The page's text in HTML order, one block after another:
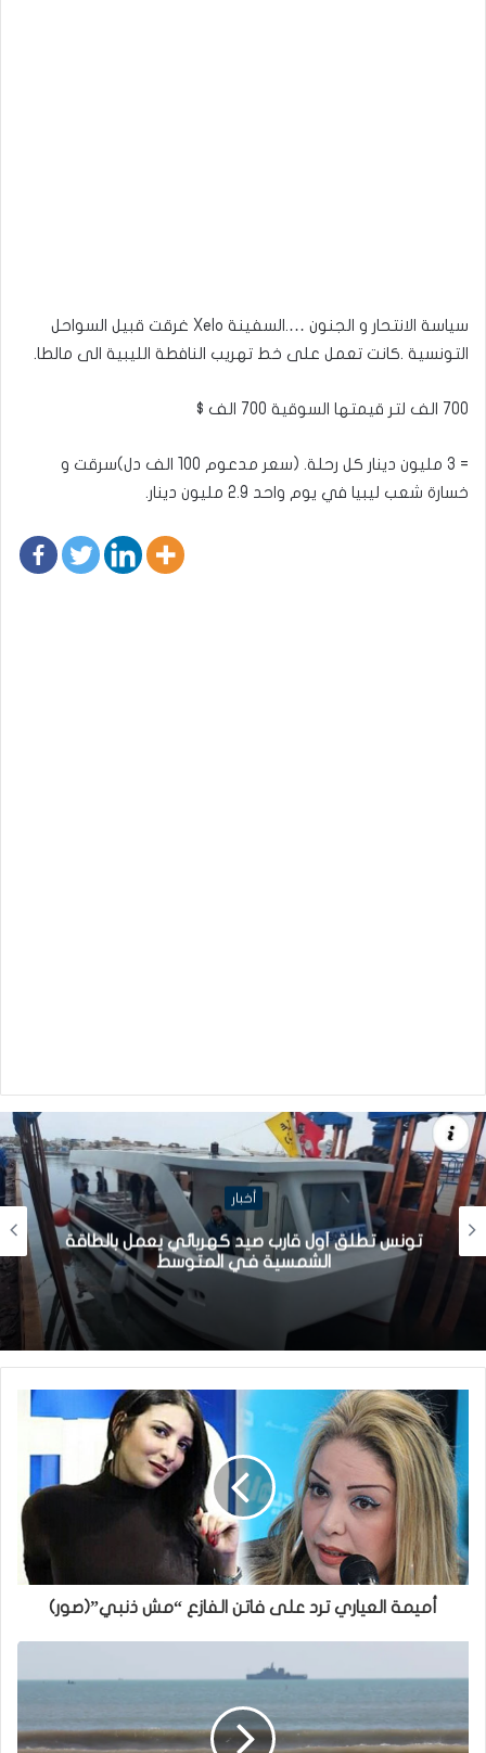
سياسة الانتحار و الجنون ….السفينة Xelo غرقت قبيل السواحل
التونسية .كانت تعمل على خط تهريب النافطة الليبية الى مالطا.
700 الف لتر قيمتها السوقية 700 الف $
= 3 مليون دينار كل رحلة. (سعر مدعوم 100 الف دل)سرقت و
خسارة شعب ليبيا في يوم واحد 2.9 مليون دينار.
أخبار
تونس تطلق أول قارب صيد كهربائي يعمل بالطاقة
الشمسية في المتوسط
أميمة العياري ترد على فاتن الفازع “مش ذنبي”(صور)